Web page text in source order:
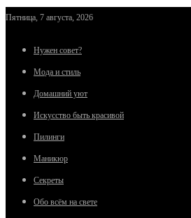
Пятница, 7 августа, 2026
Нужен совет?
Мода и стиль
Домашний уют
Искусство быть красивой
Пилинги
Маникюр
Секреты
Обо всём на свете